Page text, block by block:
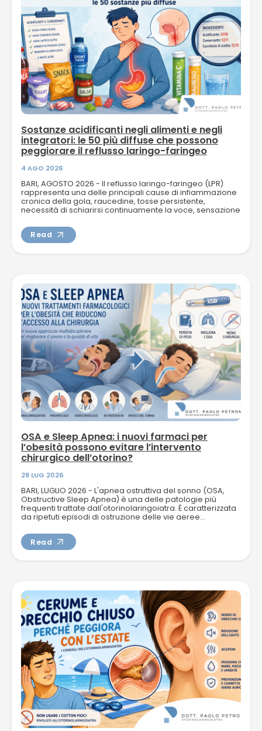
Sostanze acidificanti negli alimenti e negli
integratori: le 50 più diffuse che possono
peggiorare il reflusso laringo-faringeo
4 AGO 2026
BARI, AGOSTO 2026 - Il reflusso laringo-faringeo (LPR)
rappresenta una delle principali cause di infiammazione
cronica della gola, raucedine, tosse persistente,
necessità di schiarirsi continuamente la voce, sensazione
Read
OSA e Sleep Apnea: i nuovi farmaci per
l’obesità possono evitare l’intervento
chirurgico dell’otorino?
28 LUG 2026
BARI, LUGLIO 2026 - L'apnea ostruttiva del sonno (OSA,
Obstructive Sleep Apnea) è una delle patologie più
frequenti trattate dall'otorinolaringoiatra. È caratterizzata
da ripetuti episodi di ostruzione delle vie aeree...
Read